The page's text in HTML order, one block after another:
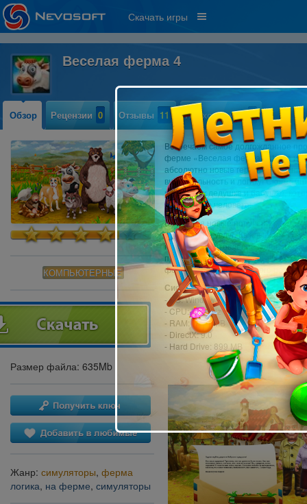
Скачать игры
Веселая ферма 4
Обзор Рецензии 0 Отзывы 11 Прохождение 1
КОМПЬЮТЕРНЫЕ
Размер файла: 635Mb
Жанр: симуляторы, ферма
логика, на ферме, симуляторы
Встречаем самое долгожданное
ферме «Веселая ферма 4»! Эта
абсолютно новые герои,
внимательность и логику! Сюжет
каникулы к дедушке и бабушке,
энергичного человека.
Выполняя новые поручения, вы
фермерских услуг. Каждый новый
коровы; приготовление колбасы,
происходит во время игры,
фермер добьется золотого
Системные требования:
- OS: Windows XP(кроме SP3)/Vista/
- CPU: 2.0 GHz
- RAM: 1024 MB
- DirectX: 9.0
- Hard Drive: 899 MB